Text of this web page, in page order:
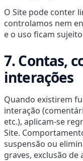
O Site pode conter
controlamos nem
e o uso ficam
7. Contas,
interações
Quando existirem
interação
etc.), aplicam-se
Site.
suspensão ou
graves, exclusão de